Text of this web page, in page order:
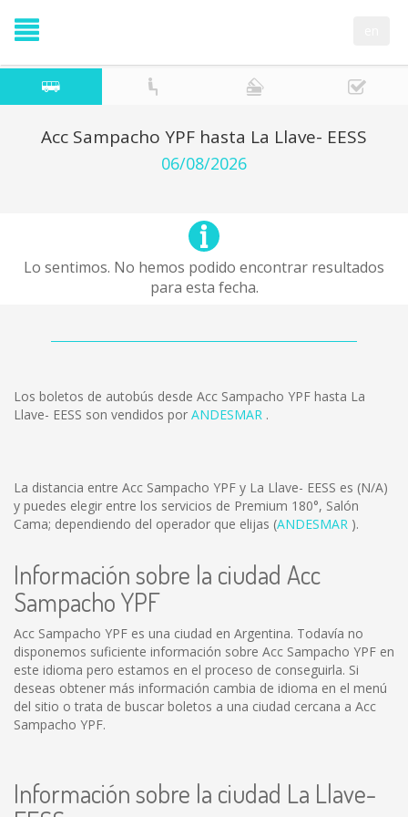
Acc Sampacho YPF hasta La Llave- EESS
06/08/2026
Lo sentimos. No hemos podido encontrar resultados
para esta fecha.
Los boletos de autobús desde Acc Sampacho YPF hasta La
Llave- EESS son vendidos por ANDESMAR .
La distancia entre Acc Sampacho YPF y La Llave- EESS es (N/A)
y puedes elegir entre los servicios de Premium 180°, Salón
Cama; dependiendo del operador que elijas (ANDESMAR ).
Información sobre la ciudad Acc
Sampacho YPF
Acc Sampacho YPF es una ciudad en Argentina. Todavía no
disponemos suficiente información sobre Acc Sampacho YPF en
este idioma pero estamos en el proceso de conseguirla. Si
deseas obtener más información cambia de idioma en el menú
del sitio o trata de buscar boletos a una ciudad cercana a Acc
Sampacho YPF.
Información sobre la ciudad La Llave-